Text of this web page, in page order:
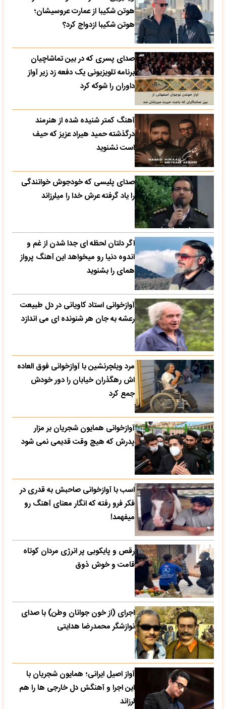
هوتن شکیبا از عمارت عروسیشان؛
هوتن شکیبا ازدواج کرد؟
صدای پسری که در بین تماشاچیان
برنامه تلویزیونی یک دفعه زد زیر آواز
داوران را شوکه کرد
آهنگ کمتر شنیده شده از هنرمند
درگذشته حمید هیراد عزیز که حیف
است نشنوید
صدای پلیسی که خودجوش خوانندگی
را یاد گرفته عرش خدا را میلرزاند
اگر دلتان لحظه ای جدا شدن از غم و
اندوه دنیا رو میخواهد این آهنگ پرواز
همای را بشنوید
آوازخوانی استاد کاویانی در دل طبیعت
رعشه به جان هر شنونده ای می اندازد
مرد ویلچرنشین با آوازخوانی فوق العاده
اش رهگذران خیابان را دور خودش
جمع کرد
آوازخوانی همایون شجریان بر مزار
پدرش که هیچ وقت قدیمی نمی شود
اسب با آوازخوانی صاحبش به قدری در
فکر فرو رفته که انگار معنای آهنگ رو
میفهمد!
رقص و پایکوبی پر انرژی مردان کوتاه
قامت و خوش ذوق
اجرای (از خون جوانان وطن) با صدای
نوازشگر محمدرضا هدایتی
آواز اصیل ایرانی؛ همایون شجریان با
این اجرا و آهنگش دل خارجی ها را هم
لرزاند